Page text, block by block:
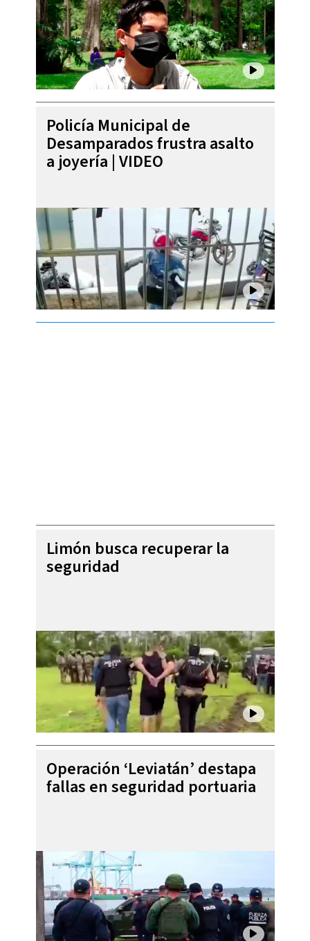
Policía Municipal de
Desamparados frustra asalto
a joyería | VIDEO
Limón busca recuperar la
seguridad
Operación ‘Leviatán’ destapa
fallas en seguridad portuaria